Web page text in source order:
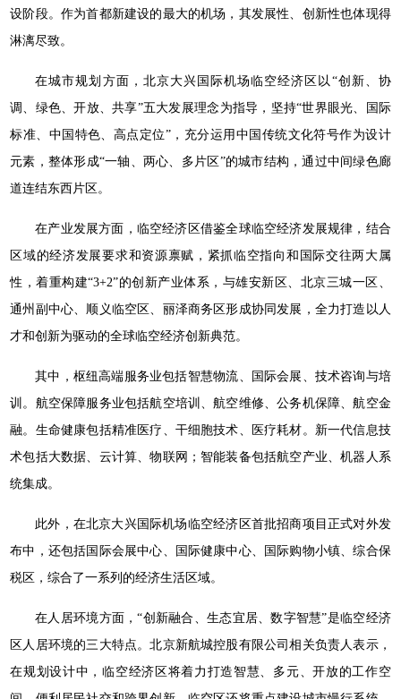
设阶段。作为首都新建设的最大的机场，其发展性、创新性也体现得
淋漓尽致。
在城市规划方面，北京大兴国际机场临空经济区以“创新、协
调、绿色、开放、共享”五大发展理念为指导，坚持“世界眼光、国际
标准、中国特色、高点定位”，充分运用中国传统文化符号作为设计
元素，整体形成“一轴、两心、多片区”的城市结构，通过中间绿色廊
道连结东西片区。
在产业发展方面，临空经济区借鉴全球临空经济发展规律，结合
区域的经济发展要求和资源禀赋，紧抓临空指向和国际交往两大属
性，着重构建“3+2”的创新产业体系，与雄安新区、北京三城一区、
通州副中心、顺义临空区、丽泽商务区形成协同发展，全力打造以人
才和创新为驱动的全球临空经济创新典范。
其中，枢纽高端服务业包括智慧物流、国际会展、技术咨询与培
训。航空保障服务业包括航空培训、航空维修、公务机保障、航空金
融。生命健康包括精准医疗、干细胞技术、医疗耗材。新一代信息技
术包括大数据、云计算、物联网；智能装备包括航空产业、机器人系
统集成。
此外，在北京大兴国际机场临空经济区首批招商项目正式对外发
布中，还包括国际会展中心、国际健康中心、国际购物小镇、综合保
税区，综合了一系列的经济生活区域。
在人居环境方面，“创新融合、生态宜居、数字智慧”是临空经济
区人居环境的三大特点。北京新航城控股有限公司相关负责人表示，
在规划设计中，临空经济区将着力打造智慧、多元、开放的工作空